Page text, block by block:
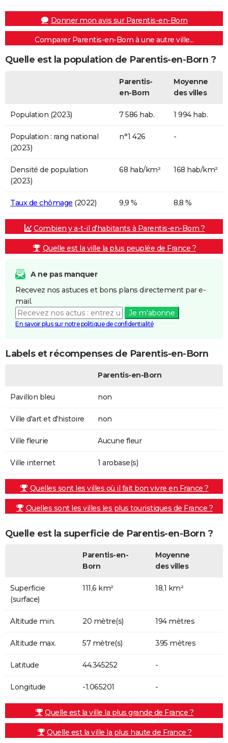
Donner mon avis sur Parentis-en-Born
Comparer Parentis-en-Born à une autre ville...
Quelle est la population de Parentis-en-Born ?
Parentis-
en-Born
Moyenne
des villes
Population (2023) 7 586 hab. 1 994 hab.
Population : rang national
(2023)
n°1 426 -
Densité de population
(2023)
68 hab/km² 168 hab/km²
Taux de chômage (2022) 9,9 % 8,8 %
Combien y a-t-il d'habitants à Parentis-en-Born ?
Quelle est la ville la plus peuplée de France ?
A ne pas manquer
Recevez nos astuces et bons plans directement par e-
mail.
Je m'abonne
En savoir plus sur notre politique de confidentialité
Labels et récompenses de Parentis-en-Born
Parentis-en-Born
Pavillon bleu non
Ville d'art et d'histoire non
Ville fleurie Aucune fleur
Ville internet 1 arobase(s)
Quelles sont les villes où il fait bon vivre en France ?
Quelles sont les villes les plus touristiques de France ?
Quelle est la superficie de Parentis-en-Born ?
Parentis-en-
Born
Moyenne
des villes
Superficie
(surface)
111,6 km² 18,1 km²
Altitude min. 20 mètre(s) 194 mètres
Altitude max. 57 mètre(s) 395 mètres
Latitude 44.345252 -
Longitude -1.065201 -
Quelle est la ville la plus grande de France ?
Quelle est la ville la plus haute de France ?